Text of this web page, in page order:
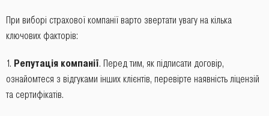
При виборі страхової компанії варто звертати увагу на кілька
ключових факторів:
Репутація компанії. Перед тим, як підписати договір,
ознайомтеся з відгуками інших клієнтів, перевірте наявність ліцензій
та сертифікатів.